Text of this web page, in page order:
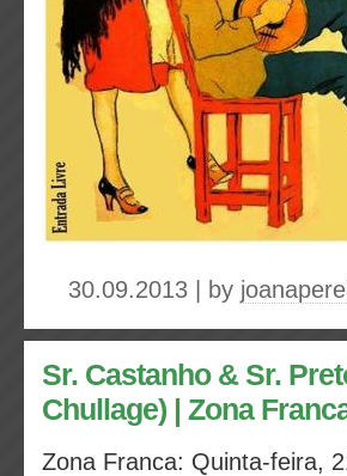
30.09.2013 | by
Sr. Castanho & Sr.
Chullage) | Zona
Zona Franca: Quinta-feira,